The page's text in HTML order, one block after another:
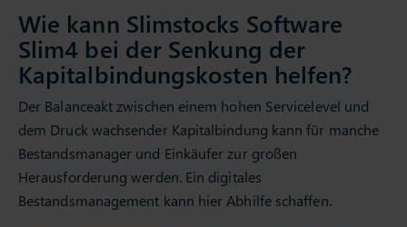
Wie kann Slimstocks Software
Slim4 bei der Senkung der
Kapitalbindungskosten helfen?
Der Balanceakt zwischen einem hohen Servicelevel und
dem Druck wachsender Kapitalbindung kann für manche
Bestandsmanager und Einkäufer zur großen
Herausforderung werden. Ein digitales
Bestandsmanagement kann hier Abhilfe schaffen.